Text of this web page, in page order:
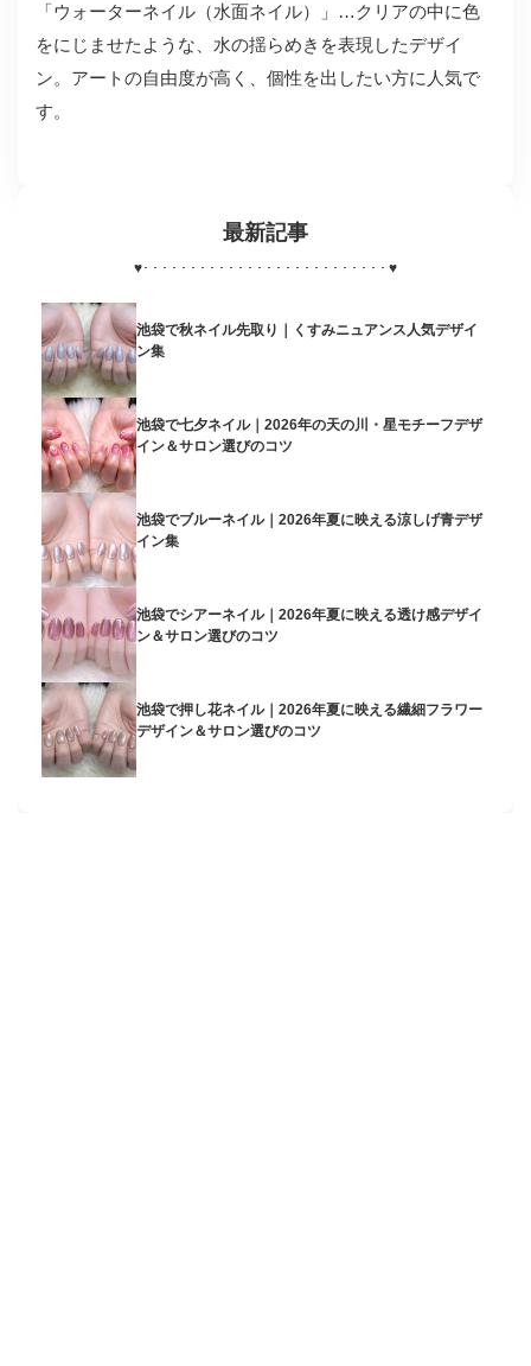
「ウォーターネイル（水面ネイル）」…クリアの中に色
をにじませたような、水の揺らめきを表現したデザイ
ン。アートの自由度が高く、個性を出したい方に人気で
す。
最新記事
♥･･････････････････････････ ♥
池袋で秋ネイル先取り｜くすみニュアンス人気デザイ
ン集
池袋で七夕ネイル｜2026年の天の川・星モチーフデザ
イン＆サロン選びのコツ
池袋でブルーネイル｜2026年夏に映える涼しげ青デザ
イン集
池袋でシアーネイル｜2026年夏に映える透け感デザイ
ン＆サロン選びのコツ
池袋で押し花ネイル｜2026年夏に映える繊細フラワー
デザイン＆サロン選びのコツ